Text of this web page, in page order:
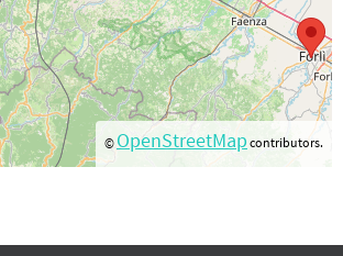
© OpenStreetMap contributors.